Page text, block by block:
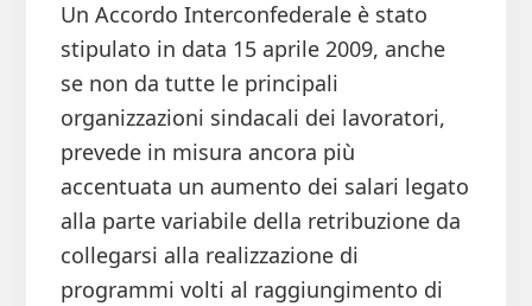
Un Accordo Interconfederale è stato
stipulato in data 15 aprile 2009, anche
se non da tutte le principali
organizzazioni sindacali dei lavoratori,
prevede in misura ancora più
accentuata un aumento dei salari legato
alla parte variabile della retribuzione da
collegarsi alla realizzazione di
programmi volti al raggiungimento di